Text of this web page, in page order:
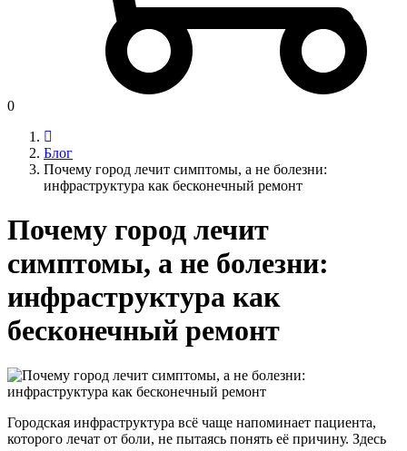
0
Блог
Почему город лечит симптомы, а не болезни:
инфраструктура как бесконечный ремонт
Почему город лечит
симптомы, а не болезни:
инфраструктура как
бесконечный ремонт
Городская инфраструктура всё чаще напоминает пациента,
которого лечат от боли, не пытаясь понять её причину. Здесь